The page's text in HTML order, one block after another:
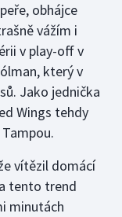
obhájce
vážím i
v play-off v
který v
Jako jednička
Wings tehdy
vítězil domácí
tento trend
minutách